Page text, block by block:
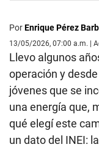
PorEnrique Pérez
13/05/2026, 07:00 a.m. |
Llevo algunos
operación y
jóvenes que se
una energía que,
qué elegí este
un dato del INEI: